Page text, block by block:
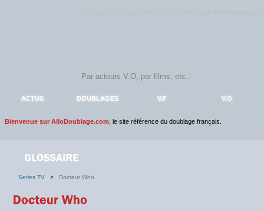
ACTUS DOUBLAGES V.F V.O
Bienvenue sur AlloDoublage.com , le site référence du doublage français.
Series TV > Docteur Who